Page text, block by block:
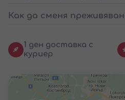
Как да сменя
1 ден доставка с
куриер